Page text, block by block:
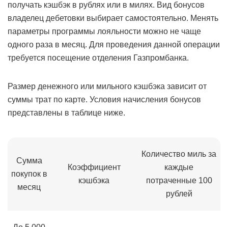
получать кэшбэк в рублях или в милях. Вид бонусов
владелец дебетовки выбирает самостоятельно. Менять
параметры программы лояльности можно не чаще
одного раза в месяц. Для проведения данной операции
требуется посещение отделения Газпромбанка.
Размер денежного или мильного кэшбэка зависит от
суммы трат по карте. Условия начисления бонусов
представлены в таблице ниже.
Сумма
покупок в
месяц
Коэффициент
кэшбэка
Количество миль за
каждые
потраченные 100
рублей